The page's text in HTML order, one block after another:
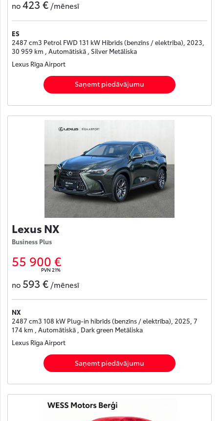
no423 € /mēnesī
ES
2487 cm3 Petrol FWD 131 kW Hibrīds (benzīns / elektrība), 2023,
30 959 km , Automātiskā , Silver Metāliska
Lexus Rīga Airport
Saņemt piedāvājumu
Lexus NX
Business Plus
55 900 €
PVN 21%
no 593 € /mēnesī
NX
2487 cm3 108 kW Plug-in hibrīds (benzīns / elektrība), 2025, 7
174 km , Automātiskā , Dark green Metāliska
Lexus Rīga Airport
Saņemt piedāvājumu